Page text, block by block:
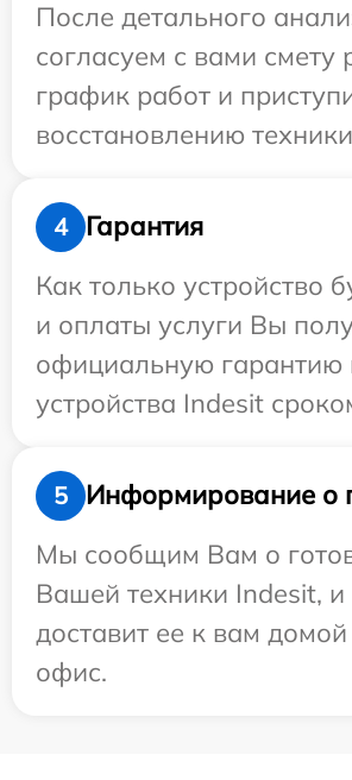
После детального
согласуем с вами смету
график работ и
восстановлению
4
Гарантия
Как только устройство
и оплаты услуги Вы
официальную гарантию
устройства Indesit
5
Информирование о
Мы сообщим Вам о
Вашей техники Indesit, и
доставит ее к вам
офис.